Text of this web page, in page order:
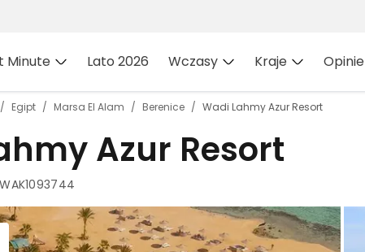
Minute Lato 2026 Wczasy Kraje Opinie
Egipt Marsa El Alam Berenice Wadi Lahmy Azur Resort
Azur Resort
WAK1093744